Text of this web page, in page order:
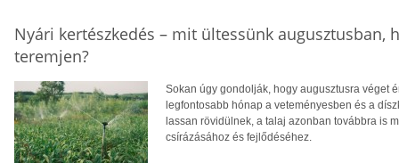
Nyári kertészkedés – mit ültessünk augusztusban,
teremjen?
Sokan úgy gondolják, hogy augusztusra véget
legfontosabb hónap a veteményesben és a
lassan rövidülnek, a talaj azonban továbbra is
csírázásához és fejlődéséhez.